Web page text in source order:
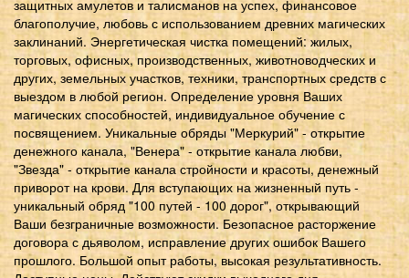
защитных амулетов и талисманов на успех, финансовое
благополучие, любовь с использованием древних магических
заклинаний. Энергетическая чистка помещений: жилых,
торговых, офисных, производственных, животноводческих и
других, земельных участков, техники, транспортных средств с
выездом в любой регион. Определение уровня Ваших
магических способностей, индивидуальное обучение с
посвящением. Уникальные обряды "Меркурий" - открытие
денежного канала, "Венера" - открытие канала любви,
"Звезда" - открытие канала стройности и красоты, денежный
приворот на крови. Для вступающих на жизненный путь -
уникальный обряд "100 путей - 100 дорог", открывающий
Ваши безграничные возможности. Безопасное расторжение
договора с дьяволом, исправление других ошибок Вашего
прошлого. Большой опыт работы, высокая результативность.